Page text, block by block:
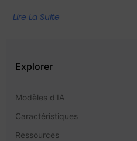
Lire La Suite
Explorer
Modèles d'IA
Caractéristiques
Ressources